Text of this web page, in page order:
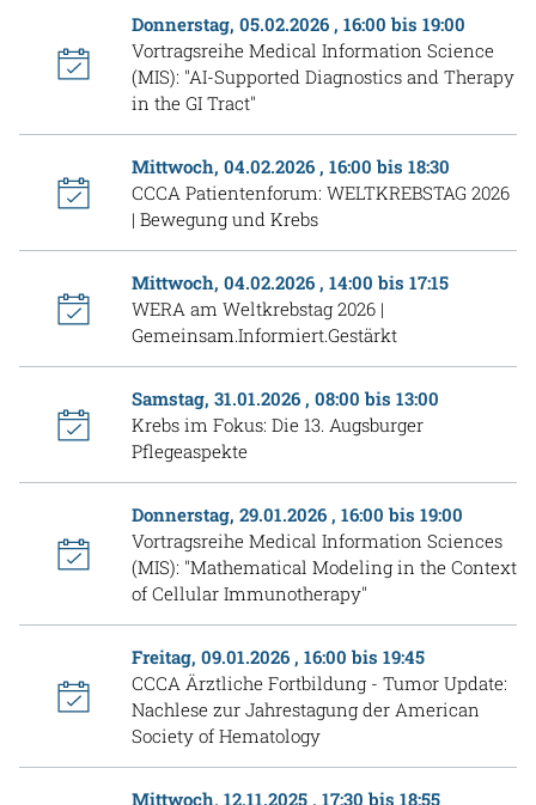
Donnerstag, 05.02.2026 , 16:00 bis 19:00
Vortragsreihe Medical Information Science
(MIS): "AI-Supported Diagnostics and Therapy
in the GI Tract"
Mittwoch, 04.02.2026 , 16:00 bis 18:30
CCCA Patientenforum: WELTKREBSTAG 2026
| Bewegung und Krebs
Mittwoch, 04.02.2026 , 14:00 bis 17:15
WERA am Weltkrebstag 2026 |
Gemeinsam.Informiert.Gestärkt
Samstag, 31.01.2026 , 08:00 bis 13:00
Krebs im Fokus: Die 13. Augsburger
Pflegeaspekte
Donnerstag, 29.01.2026 , 16:00 bis 19:00
Vortragsreihe Medical Information Sciences
(MIS): "Mathematical Modeling in the Context
of Cellular Immunotherapy"
Freitag, 09.01.2026 , 16:00 bis 19:45
CCCA Ärztliche Fortbildung - Tumor Update:
Nachlese zur Jahrestagung der American
Society of Hematology
Mittwoch, 12.11.2025 , 17:30 bis 18:55